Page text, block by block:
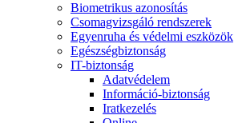
Biometrikus azonosítás
Csomagvizsgáló rendszerek
Egyenruha és védelmi eszközök
Egészségbiztonság
IT-biztonság
Adatvédelem
Információ-biztonság
Iratkezelés